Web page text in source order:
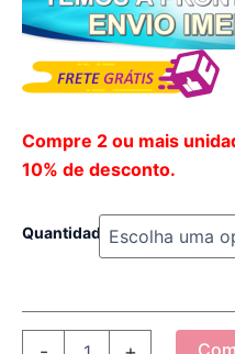
Compre 2 ou mais
10% de desconto.
Quantidade